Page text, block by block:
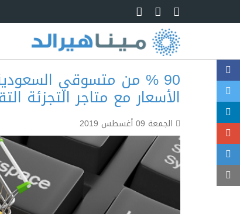
Skip to main content
90 % من متسوقي
الأسعار مع متاجر التجزئة
الجمعة 09 أغسطس 2019